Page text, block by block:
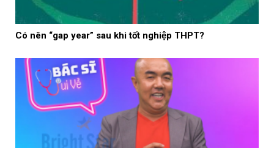
Có nên “gap year” sau khi tốt nghiệp THPT?